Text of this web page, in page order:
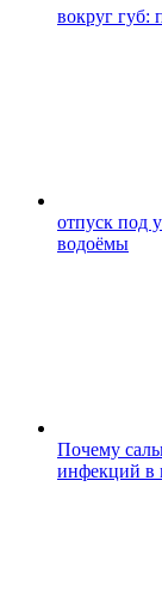
вокруг губ:
отпуск под
водоёмы
Почему
инфекций в